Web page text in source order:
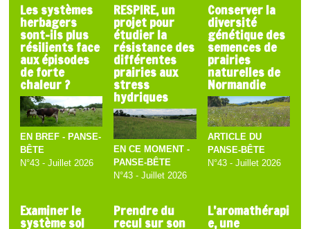
Les systèmes
herbagers
sont-ils plus
résilients face
aux épisodes
de forte
chaleur ?
EN BREF - PANSE-
BÊTE
N°43 - Juillet 2026
RESPIRE, un
projet pour
étudier la
résistance des
différentes
prairies aux
stress
hydriques
EN CE MOMENT -
PANSE-BÊTE
N°43 - Juillet 2026
Conserver la
diversité
génétique des
semences de
prairies
naturelles de
Normandie
ARTICLE DU
PANSE-BÊTE
N°43 - Juillet 2026
Examiner le
système sol
Prendre du
recul sur son
L’aromathérapi
e, une